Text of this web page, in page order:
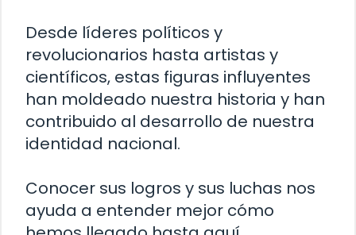
Desde líderes políticos y
revolucionarios hasta artistas y
científicos, estas figuras influyentes
han moldeado nuestra historia y han
contribuido al desarrollo de nuestra
identidad nacional.
Conocer sus logros y sus luchas nos
ayuda a entender mejor cómo